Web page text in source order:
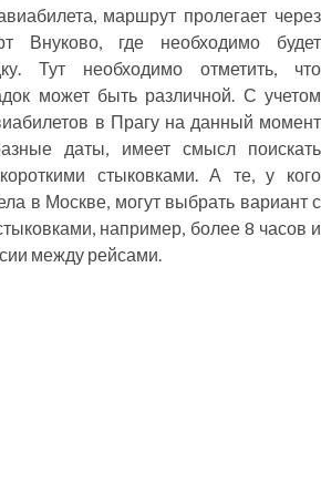
маршрут пролегает через
Внуково, где необходимо будет
Тут необходимо отметить, что
может быть различной. С учетом
в Прагу на данный момент
даты, имеет смысл поискать
стыковками. А те, у кого
в Москве, могут выбрать вариант с
например, более 8 часов и
между рейсами.